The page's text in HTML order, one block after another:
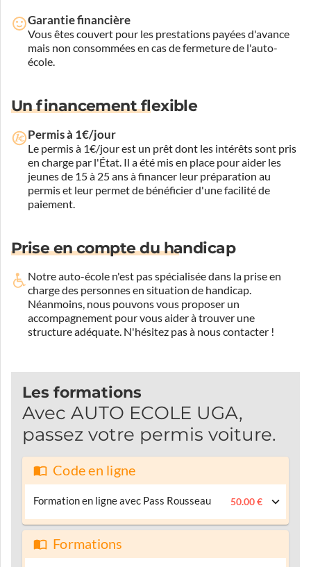
Garantie financière
Vous êtes couvert pour les prestations payées d'avance
mais non consommées en cas de fermeture de l'auto-
école.
Un financement flexible
Permis à 1€/jour
Le permis à 1€/jour est un prêt dont les intérêts sont pris
en charge par l'État. Il a été mis en place pour aider les
jeunes de 15 à 25 ans à financer leur préparation au
permis et leur permet de bénéficier d'une facilité de
paiement.
Prise en compte du handicap
Notre auto-école n'est pas spécialisée dans la prise en
charge des personnes en situation de handicap.
Néanmoins, nous pouvons vous proposer un
accompagnement pour vous aider à trouver une
structure adéquate. N'hésitez pas à nous contacter !
Les formations
Avec AUTO ECOLE UGA,
passez votre permis voiture.
Code en ligne
Formation en ligne avec Pass Rousseau 50.00 €
Formations